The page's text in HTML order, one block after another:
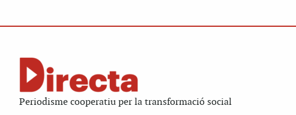
Periodisme cooperatiu per la transformació social